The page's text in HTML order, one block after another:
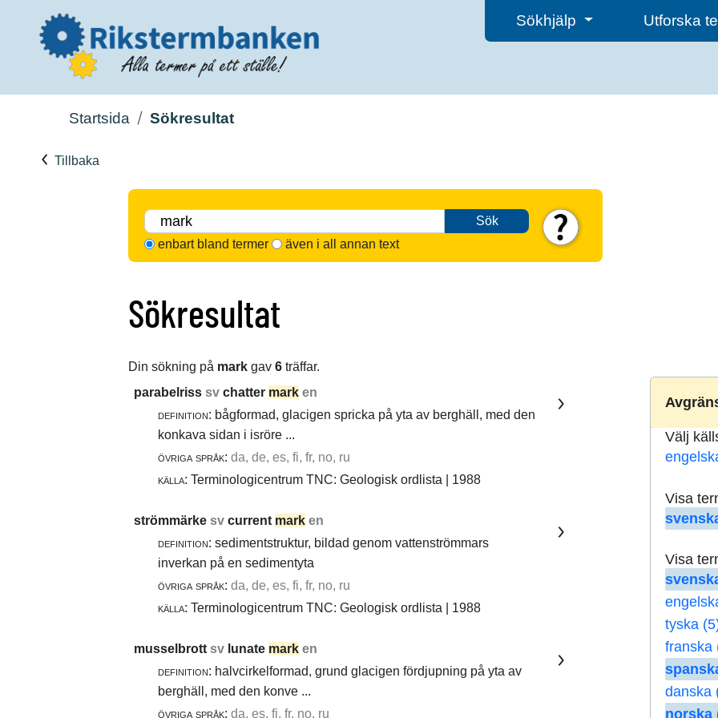
Sökhjälp Utforska
Startsida Sökresultat
Tillbaka
Sök
enbart bland termer
även i all annan text
Sökresultat
Din sökning på mark gav 6 träffar.
Välj
Visa
Visa
tyska
franska
danska
norska
parabelriss sv chatter mark en
definition: bågformad, glacigen spricka på yta av berghäll, med den
konkava sidan i isröre ...
övriga språk: da, de, es, fi, fr, no, ru
källa: Terminologicentrum TNC: Geologisk ordlista | 1988
strömmärke sv current mark en
definition: sedimentstruktur, bildad genom vattenströmmars
inverkan på en sedimentyta
övriga språk: da, de, es, fi, fr, no, ru
källa: Terminologicentrum TNC: Geologisk ordlista | 1988
musselbrott sv lunate mark en
definition: halvcirkelformad, grund glacigen fördjupning på yta av
berghäll, med den konve ...
övriga språk: da, es, fi, fr, no, ru